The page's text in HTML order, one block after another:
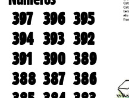
397 396 395
394 393 392
391 390 389
388 387 386